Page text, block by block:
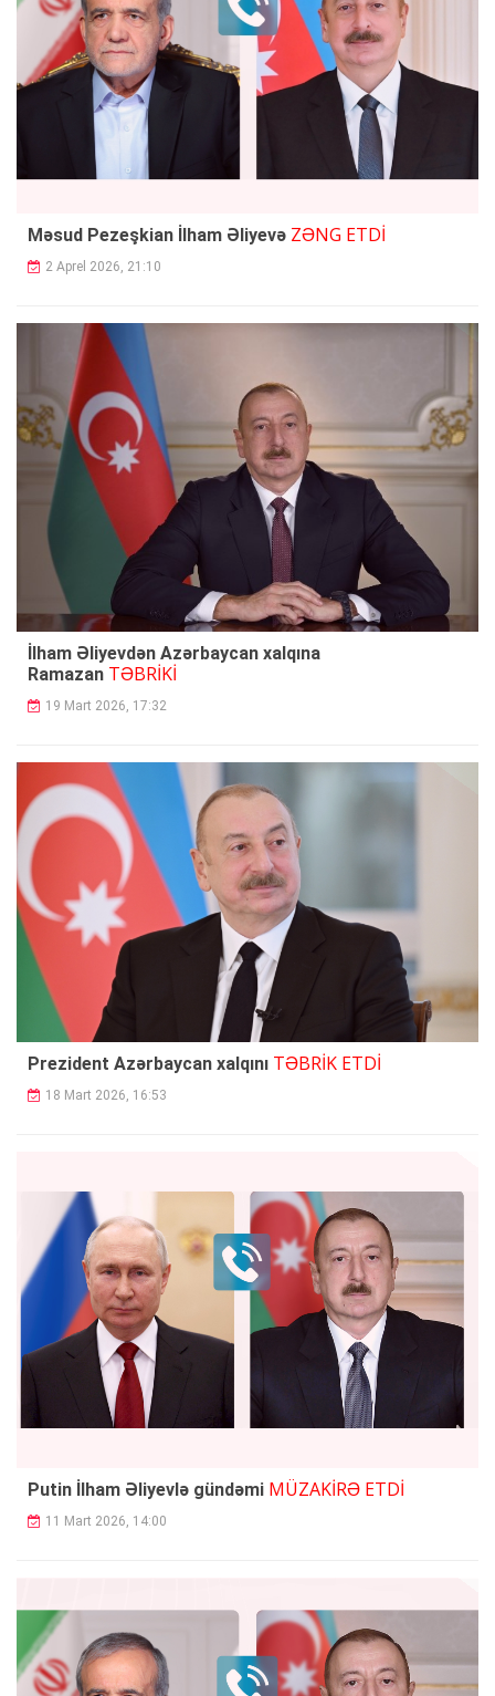
Məsud Pezeşkian İlham Əliyevə ZƏNG ETDİ
2 Aprel 2026, 21:10
İlham Əliyevdən Azərbaycan xalqına
Ramazan TƏBRİKİ
19 Mart 2026, 17:32
Prezident Azərbaycan xalqını TƏBRİK ETDİ
18 Mart 2026, 16:53
Putin İlham Əliyevlə gündəmi MÜZAKİRƏ ETDİ
11 Mart 2026, 14:00